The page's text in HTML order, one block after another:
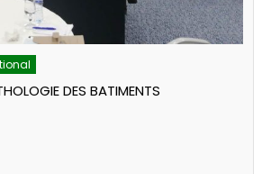
Energétique des Bâtiments